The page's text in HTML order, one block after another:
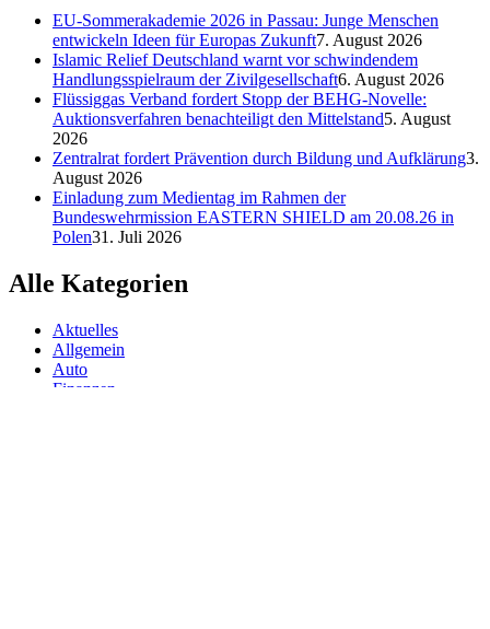
EU-Sommerakademie 2026 in Passau: Junge Menschen
entwickeln Ideen für Europas Zukunft7. August 2026
Islamic Relief Deutschland warnt vor schwindendem
Handlungsspielraum der Zivilgesellschaft6. August 2026
Flüssiggas Verband fordert Stopp der BEHG-Novelle:
Auktionsverfahren benachteiligt den Mittelstand5. August
2026
Zentralrat fordert Prävention durch Bildung und Aufklärung3.
August 2026
Einladung zum Medientag im Rahmen der
Bundeswehrmission EASTERN SHIELD am 20.08.26 in
Polen31. Juli 2026
Alle Kategorien
Aktuelles
Allgemein
Auto
Finanzen